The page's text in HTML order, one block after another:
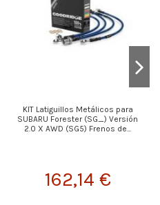
KIT Latiguillos Metálicos para
SUBARU Forester (SG_) Versión
2.0 X AWD (SG5) Frenos de...
162,14 €